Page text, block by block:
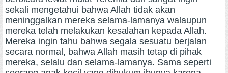
sekali mengetahui bahwa Allah tidak akan
meninggalkan mereka selama-lamanya walaupun
mereka telah melakukan kesalahan kepada Allah.
Mereka ingin tahu bahwa segala sesuatu berjalan
secara normal, bahwa Allah masih tetap di pihak
mereka, selalu dan selama-lamanya. Sama seperti